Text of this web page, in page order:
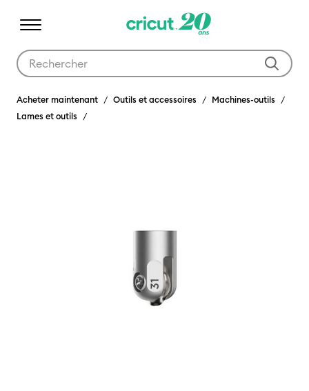
Acheter maintenant Outils et accessoires
Machines-outils
Lames et outils